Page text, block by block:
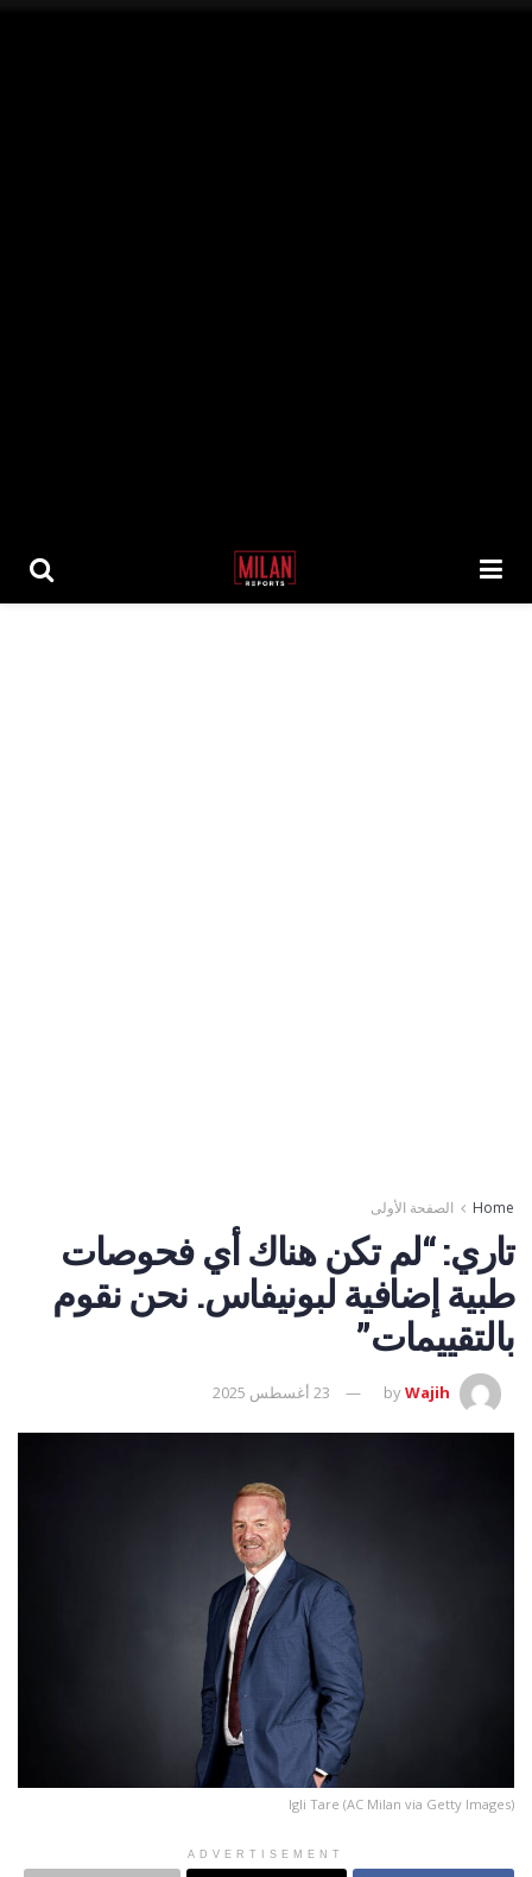
Home الصفحة الأولى
تاري: “لم تكن هناك أي فحوصات
طبية إضافية لبونيفاس. نحن نقوم
بالتقييمات”
byWajih 23 أغسطس 2025
Igli Tare (AC Milan via Getty Images)
ADVERTISEMENT